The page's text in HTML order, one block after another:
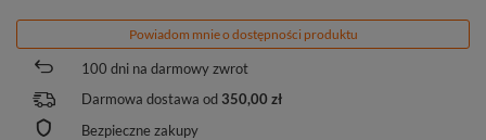
Powiadom mnie o dostępności produktu
100 dni na darmowy zwrot
Darmowa dostawa od 350,00 zł
Bezpieczne zakupy